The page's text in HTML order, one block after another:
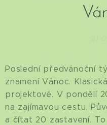
Poslední předvánoční
znamení Vánoc.
projektové. V pondělí
na zajímavou cestu.
a čítat 20 zastavení.